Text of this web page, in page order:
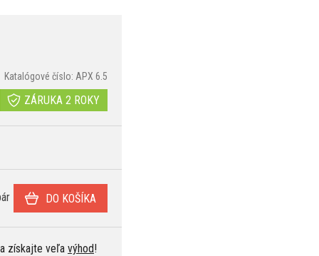
Katalógové číslo: APX 6.5
ZÁRUKA 2 ROKY
DO KOŠÍKA
získajte veľa výhod!